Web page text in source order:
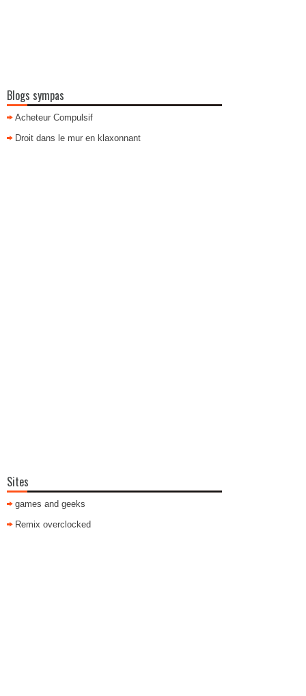
Blogs sympas
Acheteur Compulsif
Droit dans le mur en klaxonnant
Sites
games and geeks
Remix overclocked